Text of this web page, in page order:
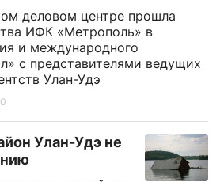
деловом центре прошла
ИФК «Метрополь» в
и международного
с представителями ведущих
Улан-Удэ
Улан-Удэ не